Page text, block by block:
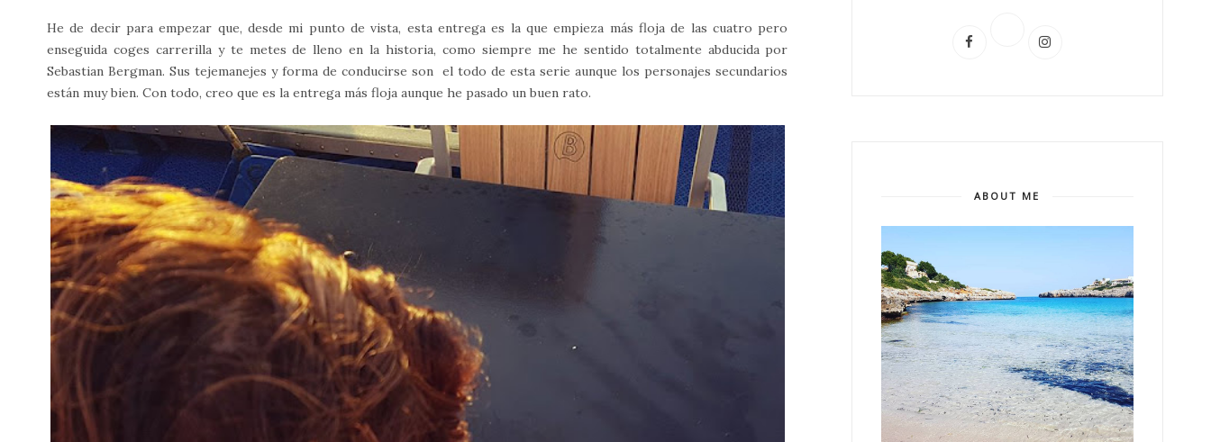
He de decir para empezar que, desde mi punto de vista, esta entrega es la que empieza más floja de las cuatro pero
enseguida coges carrerilla y te metes de lleno en la historia, como siempre me he sentido totalmente abducida por
Sebastian Bergman. Sus tejemanejes y forma de conducirse son el todo de esta serie aunque los personajes secundarios
están muy bien. Con todo, creo que es la entrega más floja aunque he pasado un buen rato.
ABOUT ME